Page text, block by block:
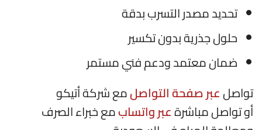
تحديد مصدر التسرب بدقة
حلول جذرية بدون تكسير
ضمان معتمد ودعم فني مستمر
تواصلعبر صفحة التواصلمع شركة أتيكو
أو تواصل مباشرةعبر واتسابمع خبراء الصرف